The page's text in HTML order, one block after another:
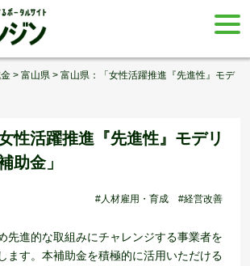
> 富山県 > 富山県：「女性活躍推進『先進性』モデ
性活躍推進『先進性』モデリ
助金」
#人材雇用・育成 #経営改善
先進的な取組みにチャレンジする事業者を
ます。本補助金を積極的に活用いただける